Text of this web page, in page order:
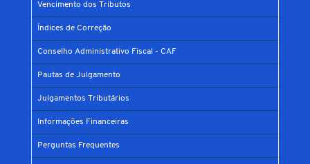
Vencimento dos Tributos
Índices de Correção
Conselho Administrativo Fiscal - CAF
Pautas de Julgamento
Julgamentos Tributários
Informações Financeiras
Perguntas Frequentes